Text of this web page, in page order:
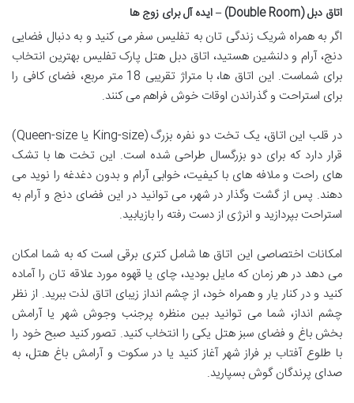
اتاق دبل (Double Room) – ایده آل برای زوج ها
اگر به همراه شریک زندگی تان به تفلیس سفر می کنید و به دنبال فضایی
دنج، آرام و دلنشین هستید، اتاق دبل هتل پارک تفلیس بهترین انتخاب
برای شماست. این اتاق ها، با متراژ تقریبی 18 متر مربع، فضای کافی را
برای استراحت و گذراندن اوقات خوش فراهم می کنند.
در قلب این اتاق، یک تخت دو نفره بزرگ (King-size یا Queen-size)
قرار دارد که برای دو بزرگسال طراحی شده است. این تخت ها با تشک
های راحت و ملافه های با کیفیت، خوابی آرام و بدون دغدغه را نوید می
دهند. پس از گشت وگذار در شهر، می توانید در این فضای دنج و آرام به
استراحت بپردازید و انرژی از دست رفته را بازیابید.
امکانات اختصاصی این اتاق ها شامل کتری برقی است که به شما امکان
می دهد در هر زمان که مایل بودید، چای یا قهوه مورد علاقه تان را آماده
کنید و در کنار یار و همراه خود، از چشم انداز زیبای اتاق لذت ببرید. از نظر
چشم انداز، شما می توانید بین منظره پرجنب وجوش شهر یا آرامش
بخش باغ و فضای سبز هتل یکی را انتخاب کنید. تصور کنید صبح خود را
با طلوع آفتاب بر فراز شهر آغاز کنید یا در سکوت و آرامش باغ هتل، به
صدای پرندگان گوش بسپارید.